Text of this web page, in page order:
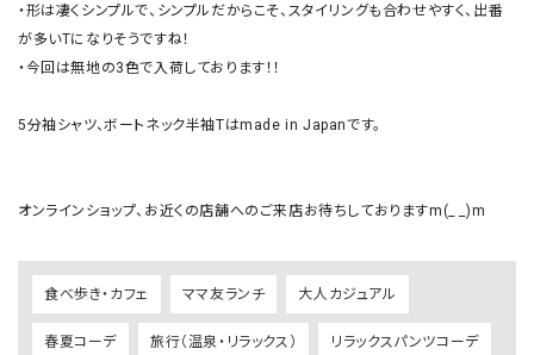
・形は凄くシンプルで、シンプルだからこそ、スタイリングも合わせやすく、出番
が多いTになりそうですね！
・今回は無地の3色で入荷しております！！
5分袖シャツ、ボートネック半袖Tはmade in Japanです。
オンラインショップ、お近くの店舗へのご来店お待ちしておりますm(_ _)m
食べ歩き・カフェ ママ友ランチ 大人カジュアル
春夏コーデ 旅行（温泉・リラックス） リラックスパンツコーデ